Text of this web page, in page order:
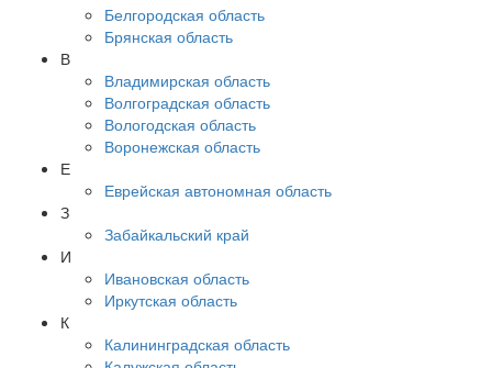
Белгородская область
Брянская область
В
Владимирская область
Волгоградская область
Вологодская область
Воронежская область
Е
Еврейская автономная область
З
Забайкальский край
И
Ивановская область
Иркутская область
К
Калининградская область